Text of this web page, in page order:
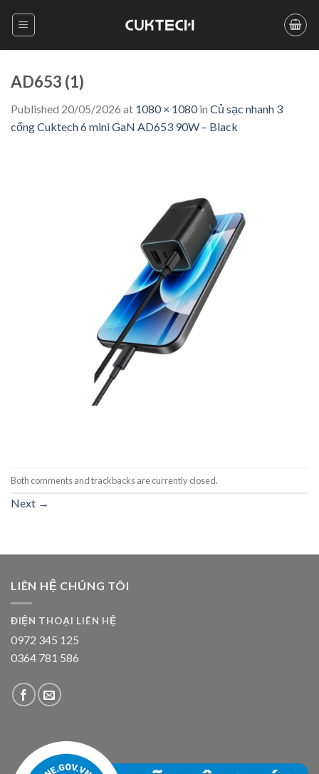
AD653 (1)
Published 20/05/2026 at 1080 × 1080in Củ sạc nhanh 3
cổng Cuktech 6 mini GaN AD653 90W – Black
Both comments and trackbacks are currently closed.
Next →
LIÊN HỆ CHÚNG TÔI
ĐIỆN THOẠI LIÊN HỆ
0972 345 125
0364 781 586